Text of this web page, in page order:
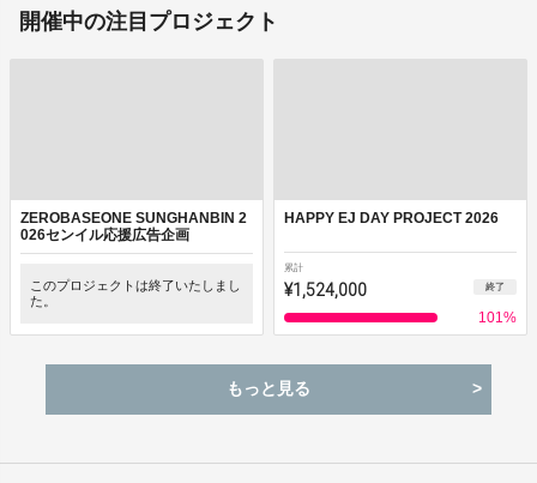
開催中の注目プロジェクト
ZEROBASEONE SUNGHANBIN 2
026センイル応援広告企画
このプロジェクトは終了いたしまし
た。
HAPPY EJ DAY PROJECT 2026
累計
¥1,524,000 終了
101%
もっと見る